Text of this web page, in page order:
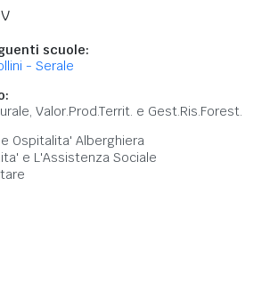
scuole:
- Serale
Valor.Prod.Territ. e Gest.Ris.Forest.
Ospitalita' Alberghiera
e L'Assistenza Sociale